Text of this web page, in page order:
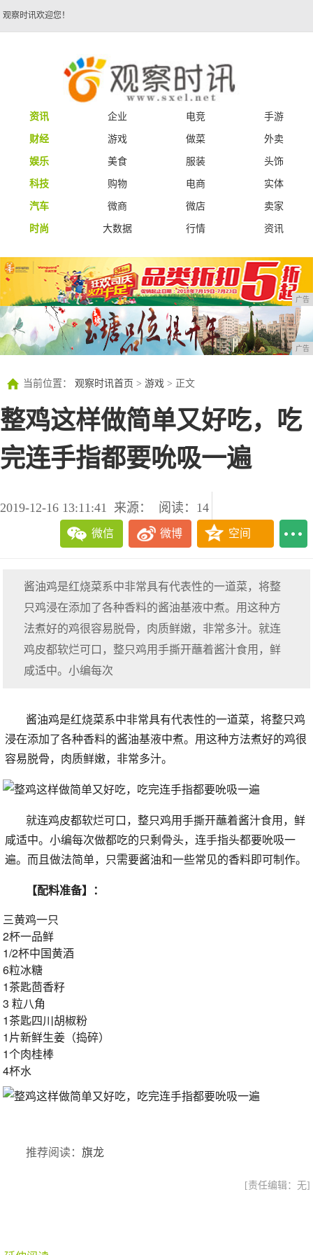
观察时讯欢迎您！
资讯 企业 电竞
手游
财经
游戏 做菜
外卖
娱乐
美食 服装
头饰
科技
购物 电商
实体
汽车
微商 微店
卖家
时尚
大数据 行情 资讯
广告
广告
当前位置： 观察时讯首页 > 游戏 > 正文
整鸡这样做简单又好吃，吃
完连手指都要吮吸一遍
2019-12-16 13:11:41 来源： 阅读：14
微信 微博 空间
酱油鸡是红烧菜系中非常具有代表性的一道菜，将整
只鸡浸在添加了各种香料的酱油基液中煮。用这种方
法煮好的鸡很容易脱骨，肉质鲜嫩，非常多汁。就连
鸡皮都软烂可口，整只鸡用手撕开蘸着酱汁食用，鲜
咸适中。小编每次
酱油鸡是红烧菜系中非常具有代表性的一道菜，将整只鸡
浸在添加了各种香料的酱油基液中煮。用这种方法煮好的鸡很
容易脱骨，肉质鲜嫩，非常多汁。
就连鸡皮都软烂可口，整只鸡用手撕开蘸着酱汁食用，鲜
咸适中。小编每次做都吃的只剩骨头，连手指头都要吮吸一
遍。而且做法简单，只需要酱油和一些常见的香料即可制作。
【配料准备】：
三黄鸡一只
2杯一品鲜
1/2杯中国黄酒
6粒冰糖
1茶匙茴香籽
3 粒八角
1茶匙四川胡椒粉
1片新鲜生姜（捣碎）
1个肉桂棒
4杯水
推荐阅读：旗龙
[责任编辑：无]